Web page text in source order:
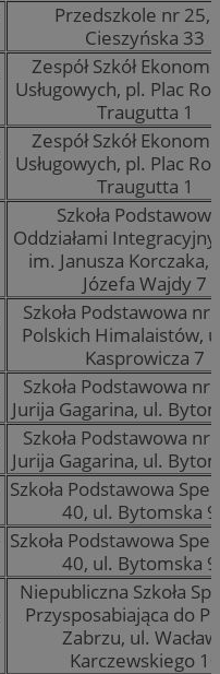
Przedszkole nr 25,
Cieszyńska 33
Zespół Szkół
Usługowych, pl. Plac
Traugutta 1
Zespół Szkół
Usługowych, pl. Plac
Traugutta 1
Szkoła
Oddziałami
im. Janusza Korczaka,
Józefa Wajdy 7
Szkoła Podstawowa nr
Polskich Himalaistów,
Kasprowicza 7
Szkoła Podstawowa nr
Jurija Gagarina, ul.
Szkoła Podstawowa nr
Jurija Gagarina, ul.
Szkoła Podstawowa
40, ul. Bytomska
Szkoła Podstawowa
40, ul. Bytomska
Niepubliczna Szkoła
Przysposabiająca do
Zabrzu, ul.
Karczewskiego 10